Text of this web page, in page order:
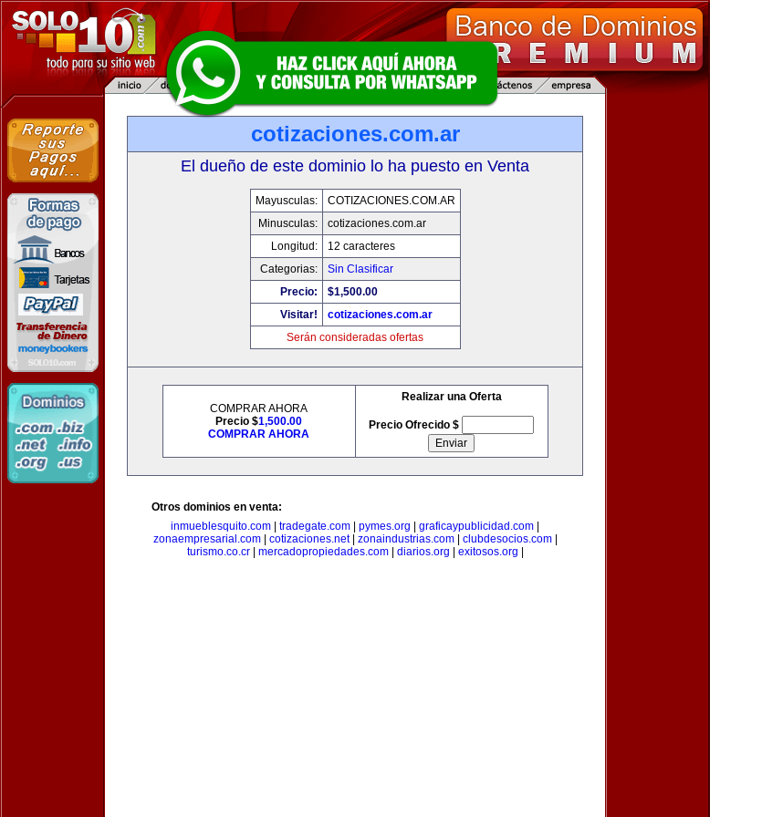
cotizaciones.com.ar
El dueño de este dominio lo ha puesto en Venta
Mayusculas:
COTIZACIONES.COM.AR
Minusculas:
cotizaciones.com.ar
Longitud:
12 caracteres
Categorias:
Sin Clasificar
Precio:
$1,500.00
Visitar!
cotizaciones.com.ar
Serán consideradas ofertas
COMPRAR AHORA
Precio $1,500.00
COMPRAR AHORA
Realizar una Oferta
Precio Ofrecido $
Otros dominios en venta:
inmueblesquito.com
tradegate.com pymes.org graficaypublicidad.com
zonaempresarial.com| cotizaciones.net| zonaindustrias.com| clubdesocios.com|
turismo.co.cr| mercadopropiedades.com| diarios.org exitosos.org